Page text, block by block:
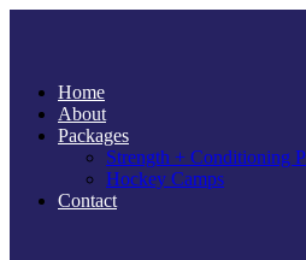
Home
About
Packages
Strength + Conditioning
Hockey Camps
Contact